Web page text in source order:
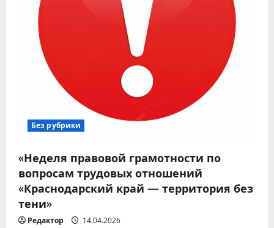
Без рубрики
«Неделя правовой грамотности по
вопросам трудовых отношений
«Краснодарский край — территория без
тени»
Редактор 14.04.2026